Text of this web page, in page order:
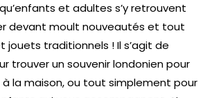
et adultes s’y retrouvent
devant moult nouveautés et tout
jouets traditionnels ! Il s’agit de
trouver un souvenir londonien pour
la maison, ou tout simplement pour